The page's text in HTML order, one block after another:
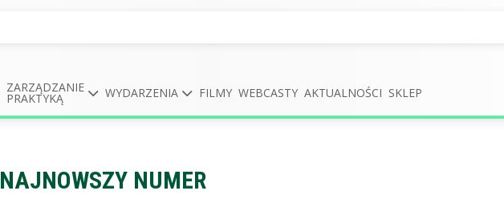
ZARZĄDZANIE
PRAKTYKĄ WYDARZENIA FILMY WEBCASTY AKTUALNOŚCI SKLEP
NAJNOWSZY NUMER